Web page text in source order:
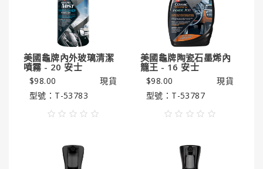
美國龜牌內外玻璃清潔
噴霧 - 20 安士
$98.00
現貨
型號：T-53783
美國龜牌陶瓷石墨烯內
籠王 - 16 安士
$98.00
現貨
型號：T-53787